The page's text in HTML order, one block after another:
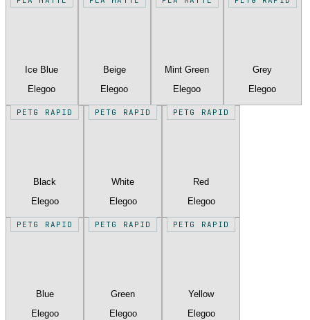
Ice Blue
Elegoo
Beige
Elegoo
Mint Green
Elegoo
Grey
Elegoo
PETG RAPID
Black
Elegoo
PETG RAPID
White
Elegoo
PETG RAPID
Red
Elegoo
PETG RAPID
Blue
Elegoo
PETG RAPID
Green
Elegoo
PETG RAPID
Yellow
Elegoo